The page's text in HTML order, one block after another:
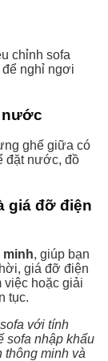
chỉnh sofa
nghỉ ngơi
nước
ghế giữa có
đặt nước, đồ
giá đỡ điện
minh, giúp bạn
giá đỡ điện
việc hoặc giải
tục.
với tính
sofa nhập khẩu
thông minh và